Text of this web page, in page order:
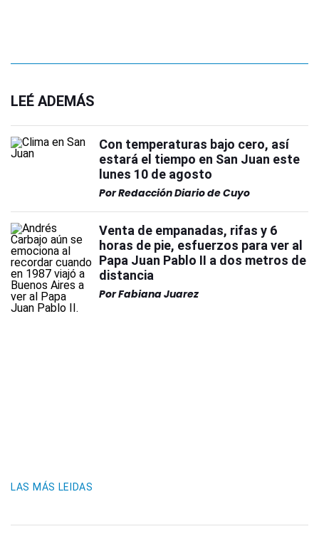
LEÉ ADEMÁS
Con temperaturas bajo cero, así
estará el tiempo en San Juan este
lunes 10 de agosto
PorRedacción Diario de Cuyo
Venta de empanadas, rifas y 6
horas de pie, esfuerzos para ver al
Papa Juan Pablo II a dos metros de
distancia
PorFabiana Juarez
LAS MÁS LEIDAS